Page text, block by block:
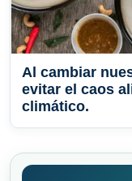
Al cambiar
evitar el caos
climático.